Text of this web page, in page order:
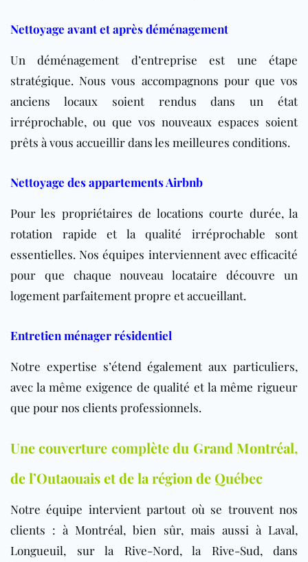
Nettoyage avant et après déménagement
Un déménagement d’entreprise est une étape
stratégique. Nous vous accompagnons pour que vos
anciens locaux soient rendus dans un état
irréprochable, ou que vos nouveaux espaces soient
prêts à vous accueillir dans les meilleures conditions.
Nettoyage des appartements Airbnb
Pour les propriétaires de locations courte durée, la
rotation rapide et la qualité irréprochable sont
essentielles. Nos équipes interviennent avec efficacité
pour que chaque nouveau locataire découvre un
logement parfaitement propre et accueillant.
Entretien ménager résidentiel
Notre expertise s’étend également aux particuliers,
avec la même exigence de qualité et la même rigueur
que pour nos clients professionnels.
Une couverture complète du Grand Montréal,
de l’Outaouais et de la région de Québec
Notre équipe intervient partout où se trouvent nos
clients : à Montréal, bien sûr, mais aussi à Laval,
Longueuil, sur la Rive-Nord, la Rive-Sud, dans